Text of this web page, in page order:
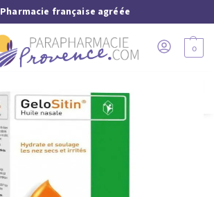
Pharmacie française agréée
0